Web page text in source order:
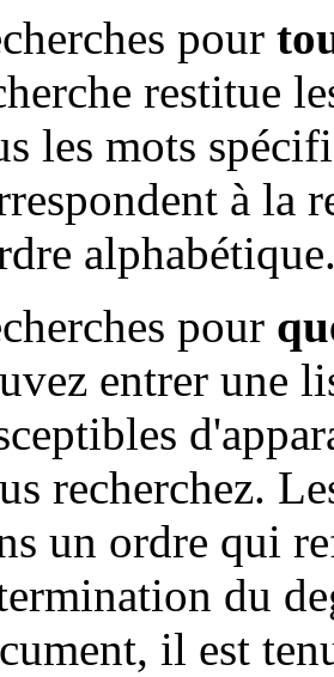
pour
restitue
les mots
à la
pour
entrer une
recherchez.
un ordre qui
du
il est